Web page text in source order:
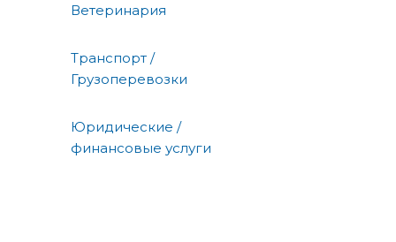
Ветеринария
Транспорт /
Грузоперевозки
Юридические /
финансовые услуги